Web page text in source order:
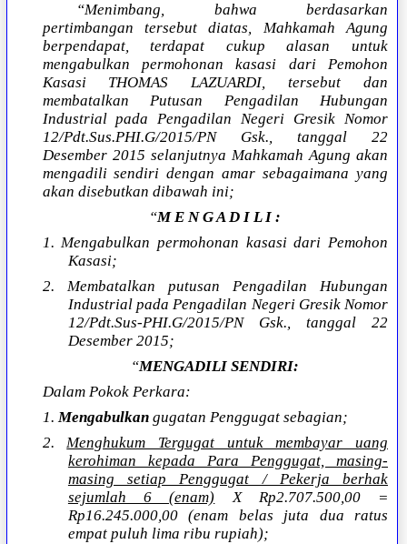
“Menimbang, bahwa berdasarkan
pertimbangan tersebut diatas, Mahkamah Agung
berpendapat, terdapat cukup alasan untuk
mengabulkan permohonan kasasi dari Pemohon
Kasasi THOMAS LAZUARDI, tersebut dan
membatalkan Putusan Pengadilan Hubungan
Industrial pada Pengadilan Negeri Gresik Nomor
12/Pdt.Sus.PHI.G/2015/PN Gsk., tanggal 22
Desember 2015 selanjutnya Mahkamah Agung akan
mengadili sendiri dengan amar sebagaimana yang
akan disebutkan dibawah ini;
“M E N G A D I L I :
1. Mengabulkan permohonan kasasi dari Pemohon
Kasasi;
2. Membatalkan putusan Pengadilan Hubungan
Industrial pada Pengadilan Negeri Gresik Nomor
12/Pdt.Sus-PHI.G/2015/PN Gsk., tanggal 22
Desember 2015;
“MENGADILI SENDIRI:
Dalam Pokok Perkara:
1.Mengabulkangugatan Penggugat sebagian;
2.Menghukum Tergugat untuk membayar uang
kerohiman kepada Para Penggugat, masing-
masing setiap Penggugat / Pekerja berhak
sejumlah 6 (enam) X Rp2.707.500,00 =
Rp16.245.000,00 (enam belas juta dua ratus
empat puluh lima ribu rupiah);